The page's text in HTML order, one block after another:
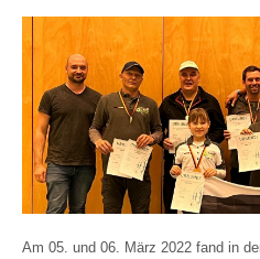
Am 05. und 06. März 2022 fand in